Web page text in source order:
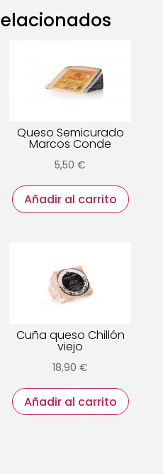
Queso Semicurado
Marcos Conde
5,50€
Añadir al carrito
Cuña queso Chillón
viejo
18,90€
Añadir al carrito